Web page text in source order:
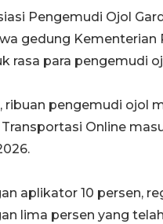
Pengemudi Ojol
gedung Kementerian
rasa para pengemudi
ribuan pengemudi ojol
Online
aplikator 10 persen,
lima persen yang